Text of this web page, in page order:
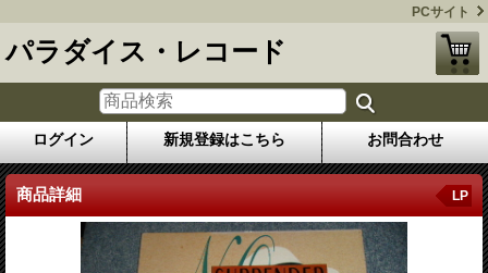
PCサイト
パラダイス・レコード
ログイン 新規登録はこちら お問合わせ
商品詳細 LP